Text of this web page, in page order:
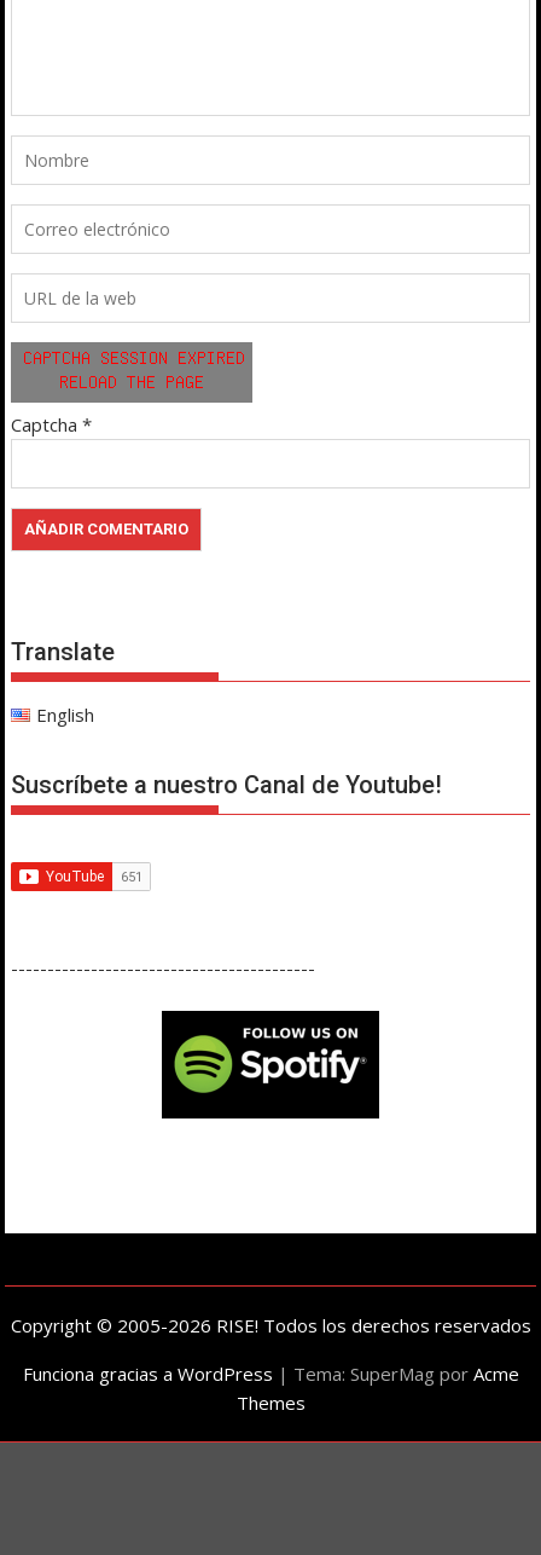
Captcha *
Translate
English
Suscríbete a nuestro Canal de Youtube!
------------------------------------------
Copyright © 2005-2026 RISE! Todos los derechos reservados
Funciona gracias a WordPress | Tema: SuperMag por Acme
Themes